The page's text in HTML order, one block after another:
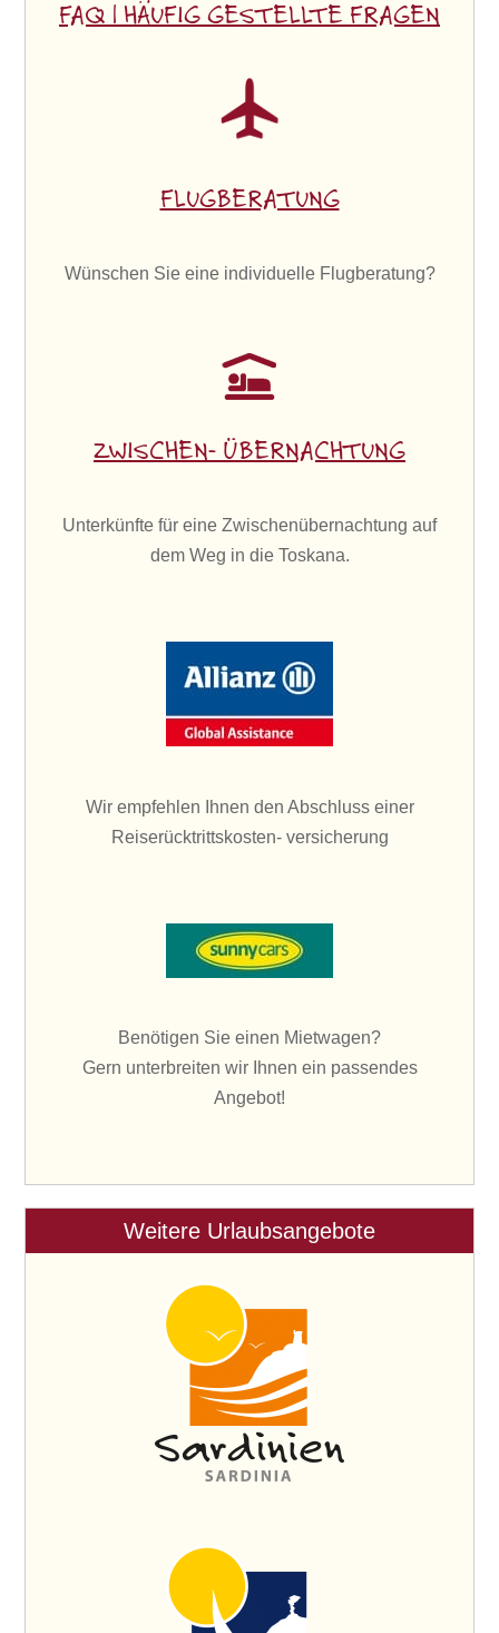
FAQ | HÄUFIG GESTELLTE FRAGEN
FLUGBERATUNG
Wünschen Sie eine individuelle Flugberatung?
ZWISCHEN- ÜBERNACHTUNG
Unterkünfte für eine Zwischenübernachtung auf
dem Weg in die Toskana.
Wir empfehlen Ihnen den Abschluss einer
Reiserücktrittskosten- versicherung
Benötigen Sie einen Mietwagen?
Gern unterbreiten wir Ihnen ein passendes
Angebot!
Weitere Urlaubsangebote